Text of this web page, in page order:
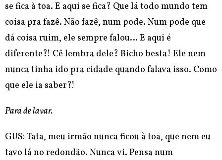
se fica à toa. E aqui se fica? Que lá todo mundo tem
coisa pra fazê. Não fazê, num pode. Num pode que
dá coisa ruim, ele sempre falou… E aqui é
diferente?! Cê lembra dele? Bicho besta! Ele nem
nunca tinha ido pra cidade quando falava isso. Como
que ele ia saber?!
Para de lavar.
GUS: Tata, meu irmão nunca ficou à toa, que nem eu
tavo lá no redondão. Nunca vi. Pensa num